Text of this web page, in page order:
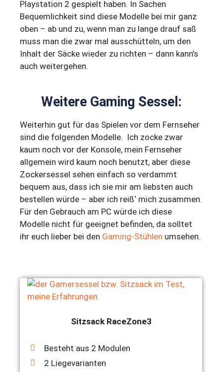
Playstation 2 gespielt haben. In Sachen
Bequemlichkeit sind diese Modelle bei mir ganz
oben – ab und zu, wenn man zu lange drauf saß
muss man die zwar mal ausschütteln, um den
Inhalt der Säcke wieder zu richten – dann kann’s
auch weitergehen.
Weitere Gaming Sessel:
Weiterhin gut für das Spielen vor dem Fernseher
sind die folgenden Modelle. Ich zocke zwar
kaum noch vor der Konsole, mein Fernseher
allgemein wird kaum noch benutzt, aber diese
Zockersessel sehen einfach so verdammt
bequem aus, dass ich sie mir am liebsten auch
bestellen würde – aber ich reiß‘ mich zusammen.
Für den Gebrauch am PC würde ich diese
Modelle nicht für geeignet befinden, da solltet
ihr euch lieber bei den Gaming-Stühlen umsehen.
Sitzsack RaceZone3
Besteht aus 2 Modulen
2 Liegevarianten